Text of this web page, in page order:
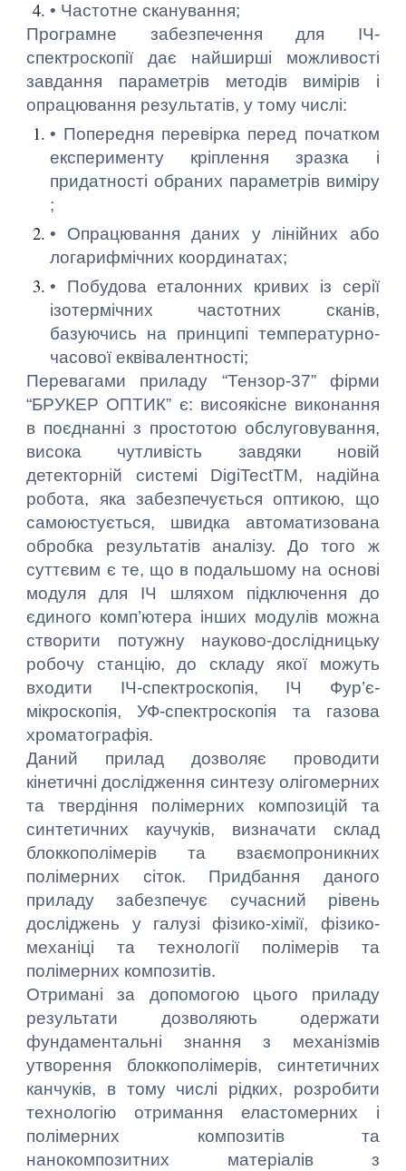
• Частотне сканування;
Програмне забезпечення для ІЧ-
спектроскопії дає найширші можливості
завдання параметрів методів вимірів і
опрацювання результатів, у тому числі:
• Попередня перевірка перед початком
експерименту кріплення зразка і
придатності обраних параметрів виміру
;
• Опрацювання даних у лінійних або
логарифмічних координатах;
• Побудова еталонних кривих із серії
ізотермічних частотних сканів,
базуючись на принципі температурно-
часової еквівалентності;
Перевагами приладу “Тензор-37” фірми
“БРУКЕР ОПТИК” є: висоякісне виконання
в поєднанні з простотою обслуговування,
висока чутливість завдяки новій
детекторній системі DigiTectTM, надійна
робота, яка забезпечується оптикою, що
самоюстується, швидка автоматизована
обробка результатів аналізу. До того ж
суттєвим є те, що в подальшому на основі
модуля для ІЧ шляхом підключення до
єдиного комп’ютера інших модулів можна
створити потужну науково-дослідницьку
робочу станцію, до складу якої можуть
входити ІЧ-спектроскопія, ІЧ Фур’є-
мікроскопія, УФ-спектроскопія та газова
хроматографія.
Даний прилад дозволяє проводити
кінетичні дослідження синтезу олігомерних
та твердіння полімерних композицій та
синтетичних каучуків, визначати склад
блоккополімерів та взаємопроникних
полімерних сіток. Придбання даного
приладу забезпечує сучасний рівень
досліджень у галузі фізико-хімії, фізико-
механіці та технології полімерів та
полімерних композитів.
Отримані за допомогою цього приладу
результати дозволяють одержати
фундаментальні знання з механізмів
утворення блоккополімерів, синтетичних
канчуків, в тому числі рідких, розробити
технологію отримання еластомерних і
полімерних композитів та
нанокомпозитних матеріалів з